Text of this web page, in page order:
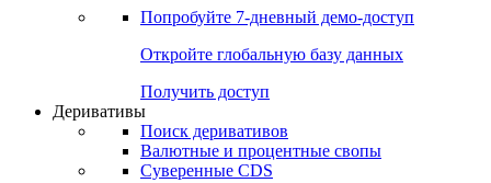
Попробуйте 7-дневный демо-доступ
Откройте глобальную базу данных
Получить доступ
Деривативы
Поиск деривативов
Валютные и процентные свопы
Суверенные CDS